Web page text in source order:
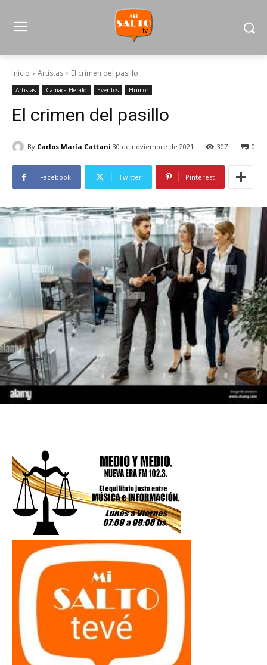
Inicio Artistas El crimen del pasillo
Artistas Camaca Herald Eventos Humor
El crimen del pasillo
By Carlos María Cattani 30 de noviembre de 2021 0
307
Facebook Twitter Pinterest